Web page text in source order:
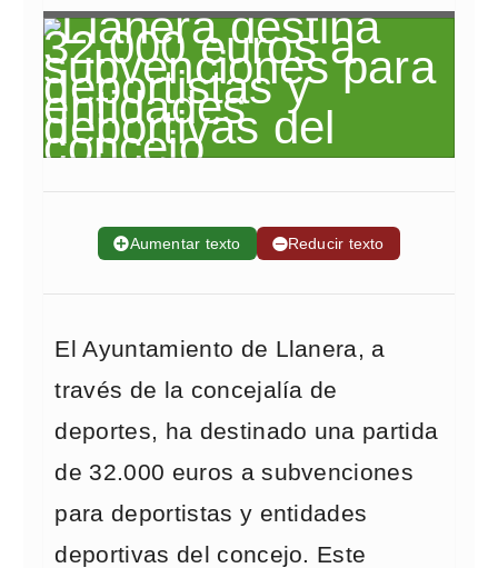
➕Aumentar texto ➖Reducir texto
El Ayuntamiento de Llanera, a
través de la concejalía de
deportes, ha destinado una partida
de 32.000 euros a subvenciones
para deportistas y entidades
deportivas del concejo. Este